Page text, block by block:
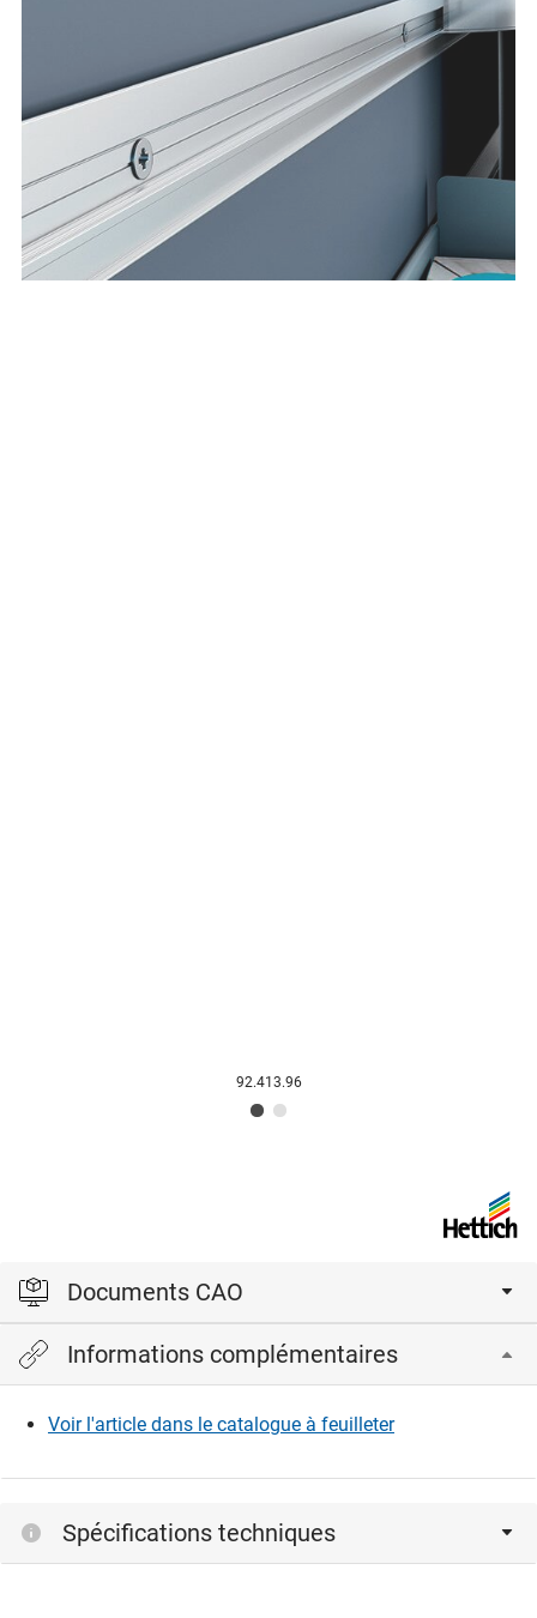
92.413.96
Documents CAO
Veuillez vous connecter pour afficher et télécharger les
fichiers CAD.
Connexion
Informations complémentaires
Voir l'article dans le catalogue à feuilleter
Spécifications techniques